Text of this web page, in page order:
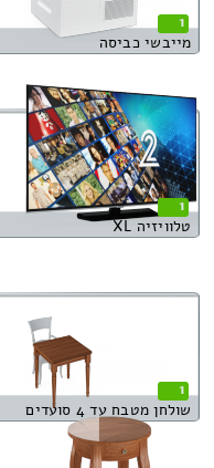
1
מייבשי כביסה
1
טלוויזיה XL
1
שולחן מטבח עד 4 סועדים